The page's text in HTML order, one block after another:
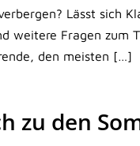
Lässt sich
weitere Fragen zum
den meisten […]
zu den